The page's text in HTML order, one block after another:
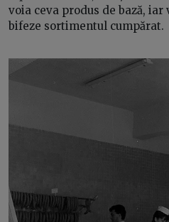
voia ceva produs de bază,
bifeze sortimentul cumpărat.